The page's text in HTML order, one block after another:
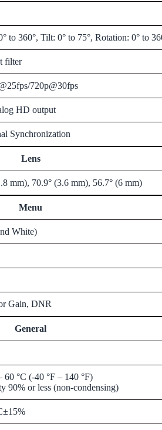
to 360°, Tilt: 0° to 75°, Rotation: 0° to
filter
720p@30fps
HD output
Synchronization
Lens
mm), 70.9° (3.6 mm), 56.7° (6 mm)
Menu
White)
Gain, DNR
General
60 °C (-40 °F – 140 °F)
90% or less (non-condensing)